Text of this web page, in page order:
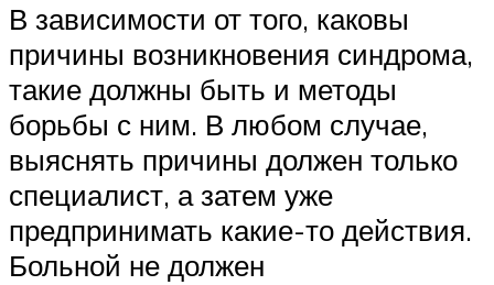
В зависимости от того, каковы
причины возникновения синдрома,
такие должны быть и методы
борьбы с ним. В любом случае,
выяснять причины должен только
специалист, а затем уже
предпринимать какие-то действия.
Больной не должен